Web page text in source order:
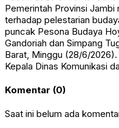
Pemerintah Provinsi Jambi
terhadap pelestarian
puncak Pesona Budaya
Gandoriah dan Simpang
Barat, Minggu (28/6/
Kepala Dinas Komunikasi
Komentar (0)
Saat ini belum ada